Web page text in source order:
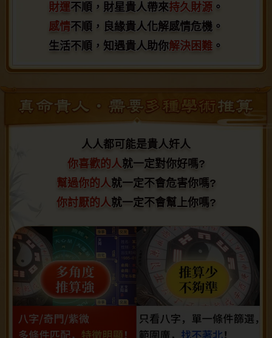
財運不順，財星貴人帶來持久財源 。
感情不順，良緣貴人化解感情危機。
生活不順，知遇貴人助你解決困難 。
財運不順，財星貴人帶來持久財源。
感情不順，良緣貴人化解感情危機。
生活不順，知遇貴人助你解決困難。
人人都可能是貴人奸人
你喜歡的人就一定對你好嗎?
幫過你的人就一定不會危害你嗎?
你討厭的人就一定不會幫上你嗎?
人人都可能是貴人奸人
你喜歡的人就一定對你好嗎?
幫過你的人就一定不會危害你嗎?
你討厭的人就一定不會幫上你嗎?